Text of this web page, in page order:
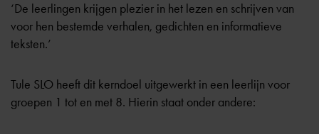
‘De leerlingen krijgen plezier in het lezen en schrijven van
voor hen bestemde verhalen, gedichten en informatieve
teksten.’
Tule SLO heeft dit kerndoel uitgewerkt in een leerlijn voor
groepen 1 tot en met 8. Hierin staat onder andere: